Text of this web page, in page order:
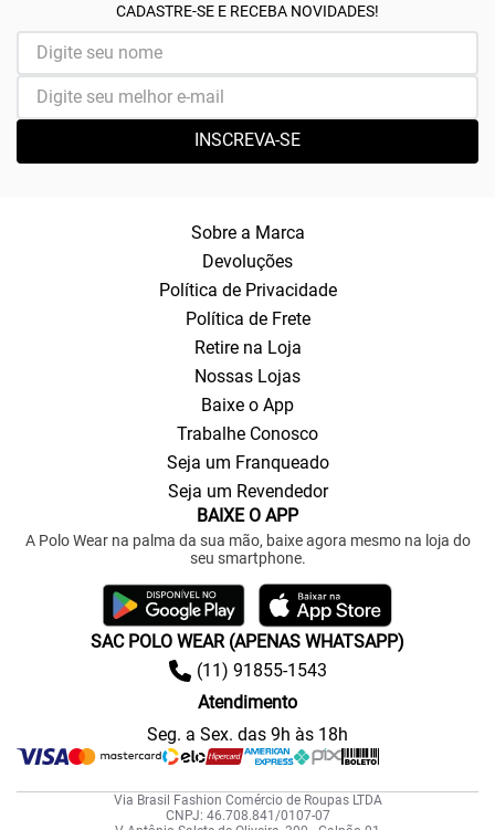
CADASTRE-SE E RECEBA NOVIDADES!
INSCREVA-SE
Sobre a Marca
Devoluções
Política de Privacidade
Política de Frete
Retire na Loja
Nossas Lojas
Baixe o App
Trabalhe Conosco
Seja um Franqueado
Seja um Revendedor
BAIXE O APP
A Polo Wear na palma da sua mão, baixe agora mesmo na loja do
seu smartphone.
SAC POLO WEAR (APENAS WHATSAPP)
(11) 91855-1543
Atendimento
Seg. a Sex. das 9h às 18h
Via Brasil Fashion Comércio de Roupas LTDA
CNPJ: 46.708.841/0107-07